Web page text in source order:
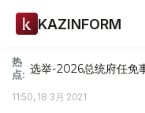
KAZINFORM
热
点: 选举-2026总统府任免
11:50, 18 3月 2021